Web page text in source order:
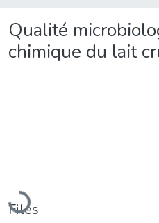
Qualité
chimique du lait
Loading...
Files